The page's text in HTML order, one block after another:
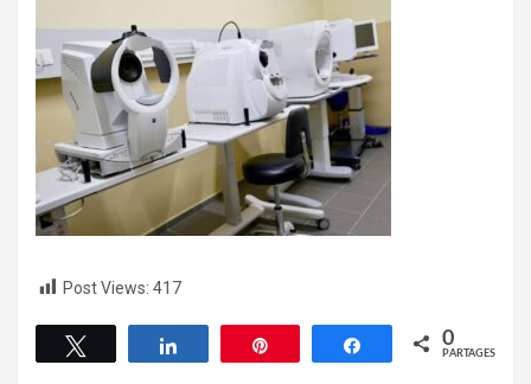
Post Views: 417
Partagez Partagez 0
PARTAGES